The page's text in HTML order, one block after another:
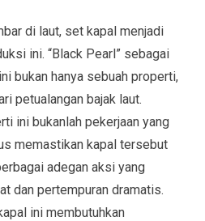
di laut, set kapal menjadi
ini. “Black Pearl” sebagai
bukan hanya sebuah properti,
petualangan bajak laut.
ini bukanlah pekerjaan yang
memastikan kapal tersebut
adegan aksi yang
dan pertempuran dramatis.
ini membutuhkan